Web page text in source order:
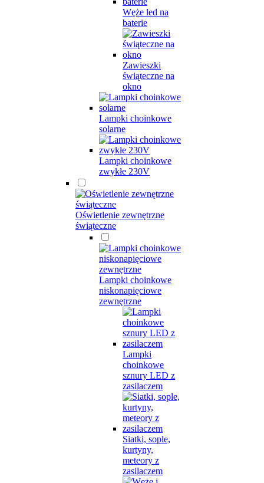
Węże led na
baterie
Zawieszki
świąteczne na
okno
Lampki choinkowe
solarne
Lampki choinkowe
zwykłe 230V
Oświetlenie zewnętrzne
świąteczne
Lampki choinkowe
niskonapięciowe
zewnętrzne
Lampki
choinkowe
sznury LED z
zasilaczem
Siatki, sople,
kurtyny,
meteory z
zasilaczem